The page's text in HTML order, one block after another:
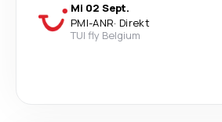
Mi 02 Sept.
PMI-ANR· Direkt
TUI fly Belgium